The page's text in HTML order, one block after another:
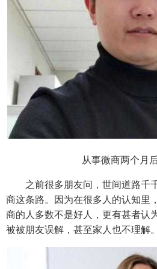
从事微商两个月后
之前很多朋友问，世间道路千
商这条路。因为在很多人的认知里
商的人多数不是好人，更有甚者认
被被朋友误解，甚至家人也不理解。